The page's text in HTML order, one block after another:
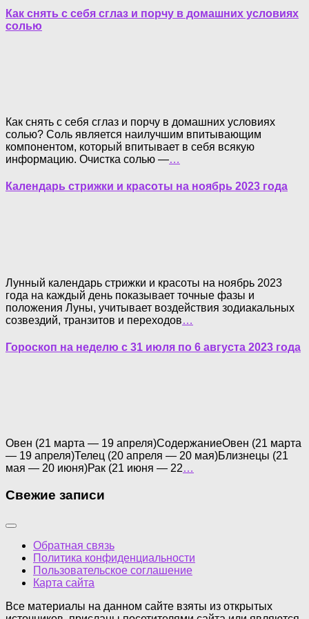
Как снять с себя сглаз и порчу в домашних условиях
солью
Как снять с себя сглаз и порчу в домашних условиях
солью? Соль является наилучшим впитывающим
компонентом, который впитывает в себя всякую
информацию. Очистка солью —…
Календарь стрижки и красоты на ноябрь 2023 года
Лунный календарь стрижки и красоты на ноябрь 2023
года на каждый день показывает точные фазы и
положения Луны, учитывает воздействия зодиакальных
созвездий, транзитов и переходов…
Гороскоп на неделю с 31 июля по 6 августа 2023 года
Овен (21 марта — 19 апреля)СодержаниеОвен (21 марта
— 19 апреля)Телец (20 апреля — 20 мая)Близнецы (21
мая — 20 июня)Рак (21 июня — 22…
Свежие записи
Обратная связь
Политика конфиденциальности
Пользовательское соглашение
Карта сайта
Все материалы на данном сайте взяты из открытых